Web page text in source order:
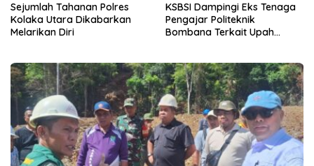
Sejumlah Tahanan Polres
Kolaka Utara Dikabarkan
Melarikan Diri
KSBSI Dampingi Eks Tenaga
Pengajar Politeknik
Bombana Terkait Upah